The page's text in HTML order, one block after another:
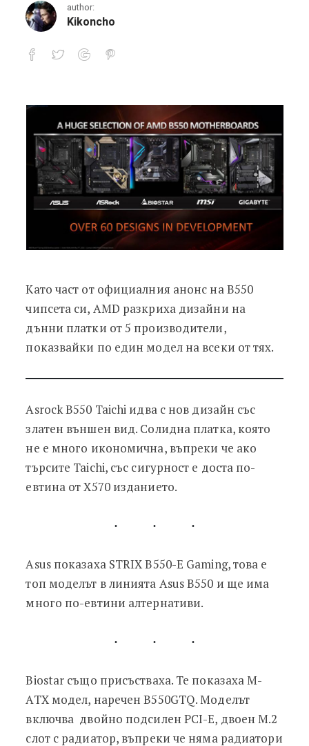
author:
Kikoncho
AMD показаха 5 нови B550 дънни
Като част от официалния анонс на B550
чипсета си, AMD разкриха дизайни на
дънни платки от 5 производители,
показвайки по един модел на всеки от тях.
Asrock B550 Taichi идва с нов дизайн със
златен външен вид. Солидна платка, която
не е много икономична, въпреки че ако
търсите Taichi, със сигурност е доста по-
евтина от X570 изданието.
Asus показаха STRIX B550-E Gaming, това е
топ моделът в линията Asus B550 и ще има
много по-евтини алтернативи.
Biostar също присъстваха. Те показаха M-
ATX модел, наречен B550GTQ. Моделът
включва двойно подсилен PCI-E, двоен M.2
слот с радиатор, въпреки че няма радиатори